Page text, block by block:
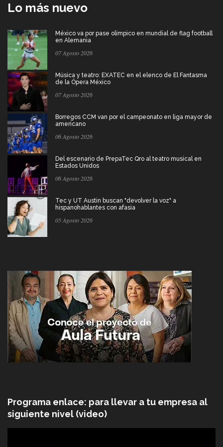
Lo más nuevo
México va por pase olímpico en mundial de flag football
en Alemania
07 Agosto 2026
Música y teatro: EXATEC en el elenco de El Fantasma
de la Ópera México
07 Agosto 2026
Borregos CCM van por el campeonato en liga mayor de
americano
06 Agosto 2026
Del escenario de PrepaTec Qro al teatro musical en
Estados Unidos
06 Agosto 2026
Tec y UT Austin buscan "devolver la voz" a
hispanohablantes con afasia
05 Agosto 2026
Programa enlace: para llevar a tu empresa al
siguiente nivel (video)